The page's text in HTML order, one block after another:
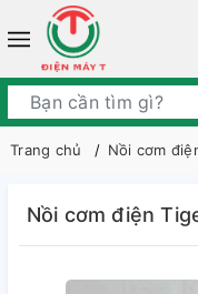
Trang chủ Nồi cơm
Nồi cơm điện